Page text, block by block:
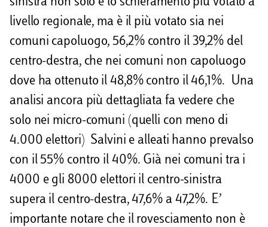
livello regionale, ma è il più votato sia nei
comuni capoluogo, 56,2% contro il 39,2% del
centro-destra, che nei comuni non capoluogo
dove ha ottenuto il 48,8% contro il 46,1%. Una
analisi ancora più dettagliata fa vedere che
solo nei micro-comuni (quelli con meno di
4.000 elettori) Salvini e alleati hanno prevalso
con il 55% contro il 40%. Già nei comuni tra i
4000 e gli 8000 elettori il centro-sinistra
supera il centro-destra, 47,6% a 47,2%. E’
importante notare che il rovesciamento non è